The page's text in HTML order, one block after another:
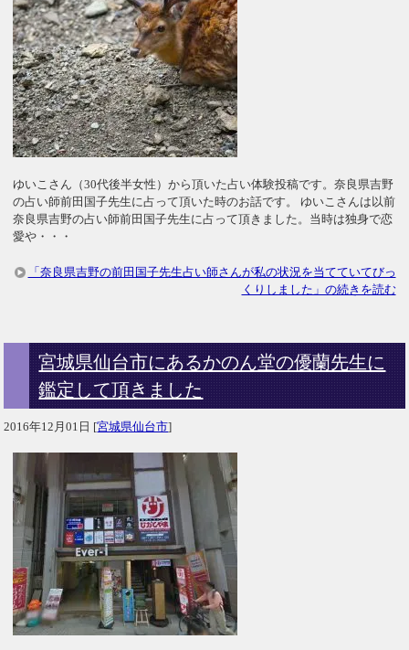
ゆいこさん（30代後半女性）から頂いた占い体験投稿です。奈良県吉野
の占い師前田国子先生に占って頂いた時のお話です。 ゆいこさんは以前
奈良県吉野の占い師前田国子先生に占って頂きました。当時は独身で恋
愛や・・・
「奈良県吉野の前田国子先生占い師さんが私の状況を当てていてびっ
くりしました」の続きを読む
宮城県仙台市にあるかのん堂の優蘭先生に
鑑定して頂きました
2016年12月01日 [宮城県仙台市]